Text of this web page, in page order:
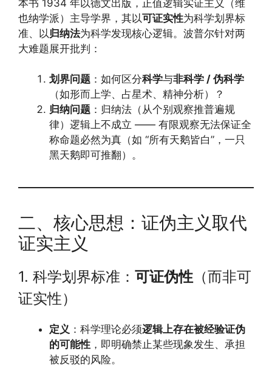
本书 1934 年以德文出版，正值逻辑实证主义（维
也纳学派）主导学界，其以可证实性为科学划界标
准、以 归纳法为科学发现核心逻辑。波普尔针对两
大难题展开批判：
划界问题 ：如何区分科学与非科学 / 伪科学
（如形而上学、占星术、精神分析）？
归纳问题 ：归纳法（从个别观察推普遍规
律）逻辑上不成立 —— 有限观察无法保证全
称命题必然为真（如 “所有天鹅皆白”，一只
黑天鹅即可推翻）。
二、核心思想：证伪主义取代
证实主义
1. 科学划界标准： 可证伪性 （而非可
证实性）
定义 ：科学理论必须逻辑上存在被经验证伪
的可能性 ，即明确禁止某些现象发生、承担
被反驳的风险。